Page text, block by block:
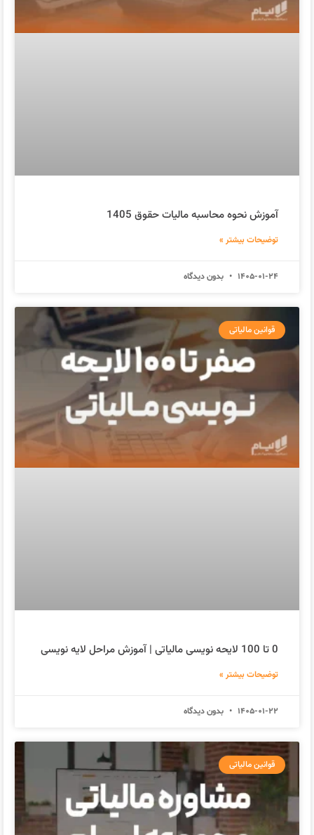
آموزش نحوه محاسبه مالیات حقوق 1405
توضیحات بیشتر »
1405-01-24 بدون دیدگاه
قوانین مالیاتی
0 تا 100 لایحه نویسی مالیاتی | آموزش مراحل لایه نویسی
توضیحات بیشتر »
1405-01-22 بدون دیدگاه
قوانین مالیاتی